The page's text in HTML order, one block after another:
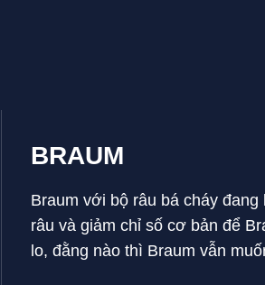
BRAUM
Braum với bộ râu bá cháy
râu và giảm chỉ số cơ bản để
lo, đằng nào thì Braum vẫn